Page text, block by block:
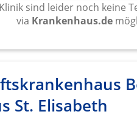
sind leider noch keine
via Krankenhaus.de
St. Elisabeth